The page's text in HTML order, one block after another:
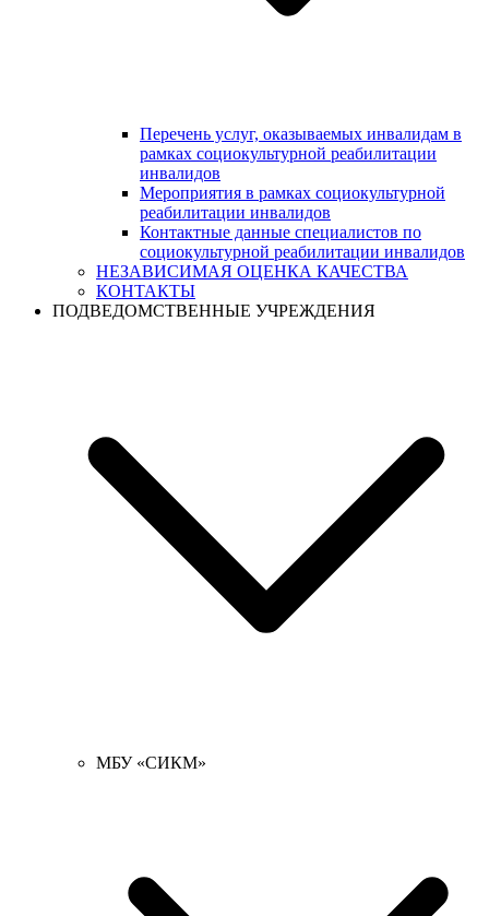
Перечень услуг, оказываемых инвалидам в
рамках социокультурной реабилитации
инвалидов
Мероприятия в рамках социокультурной
реабилитации инвалидов
Контактные данные специалистов по
социокультурной реабилитации инвалидов
НЕЗАВИСИМАЯ ОЦЕНКА КАЧЕСТВА
КОНТАКТЫ
ПОДВЕДОМСТВЕННЫЕ УЧРЕЖДЕНИЯ
МБУ «СИКМ»